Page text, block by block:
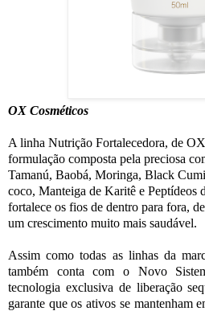
OX Cosméticos
A linha Nutrição Fortalecedora, de
formulação composta pela preciosa
Tamanú, Baobá, Moringa, Black
coco, Manteiga de Karitê e Peptídeos
fortalece os fios de dentro para fora,
um crescimento muito mais saudável.
Assim como todas as linhas da
também conta com o Novo
tecnologia exclusiva de liberação
garante que os ativos se mantenham